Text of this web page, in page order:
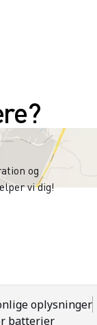
og
vi dig!
oplysninger
batterier